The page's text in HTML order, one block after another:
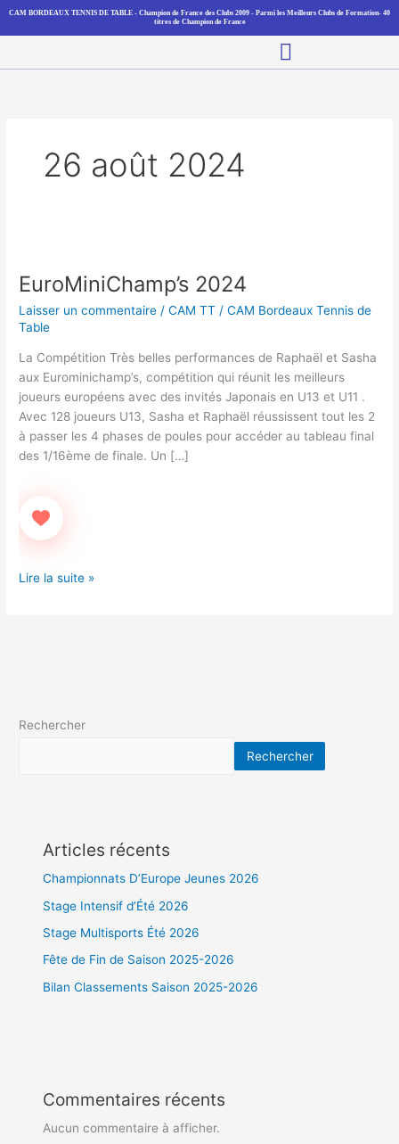
Aller
CAM BORDEAUX TENNIS DE TABLE - Champion de France des Clubs 2009 - Parmi les Meilleurs Clubs de Formation- 40
titres de Champion de France
Main
Menu
26 août 2024
EuroMiniChamp’s 2024
Laisser un commentaire /CAM TT /CAM Bordeaux Tennis de
Table
La Compétition Très belles performances de Raphaël et Sasha
aux Eurominichamp’s, compétition qui réunit les meilleurs
joueurs européens avec des invités Japonais en U13 et U11 .
Avec 128 joueurs U13, Sasha et Raphaël réussissent tout les 2
à passer les 4 phases de poules pour accéder au tableau final
des 1/16ème de finale. Un […]
Lire la suite »
Rechercher
Rechercher
Articles récents
Championnats D’Europe Jeunes 2026
Stage Intensif d’Été 2026
Stage Multisports Été 2026
Fête de Fin de Saison 2025-2026
Bilan Classements Saison 2025-2026
Commentaires récents
Aucun commentaire à afficher.